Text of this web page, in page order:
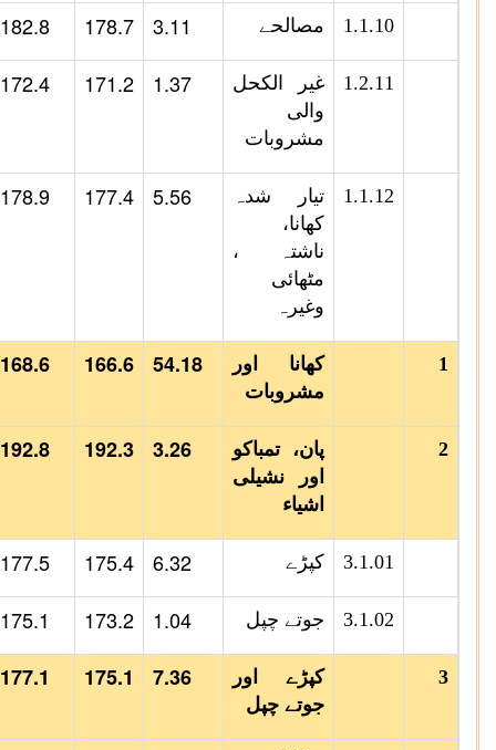
1.1.10 مصالحے 3.11
178.7
182.8
1.2.11
غیر الکحل
والی
مشروبات
1.37
171.2
172.4
1.1.12
تیار شدہ
کھانا،
ناشتہ ،
مٹھائی
وغیرہ
5.56
177.4
178.9
1
کھانا اور
مشروبات
54.18
166.6
168.6
2
پان، تمباکو
اور نشیلی
اشیاء
3.26
192.3
192.8
3.1.01 کپڑے 6.32
175.4
177.5
3.1.02 جوتے چپل 1.04
173.2
175.1
3
کپڑے اور
جوتے چپل
7.36
175.1
177.1